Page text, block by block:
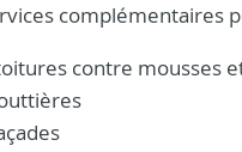
complémentaires
contre mousses